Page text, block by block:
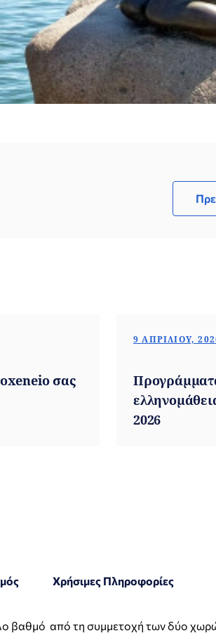
σας
9 ΑΠΡΙΛΊΟΥ,
2026
Χρήσιμες Πληροφορίες
βαθμό από τη συμμετοχή των δύο